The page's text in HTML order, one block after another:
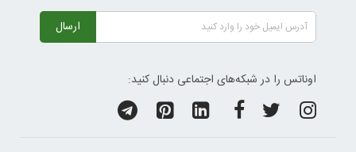
ارسال
اوناتس را در شبکه‌های اجتماعی دنبال کنید: